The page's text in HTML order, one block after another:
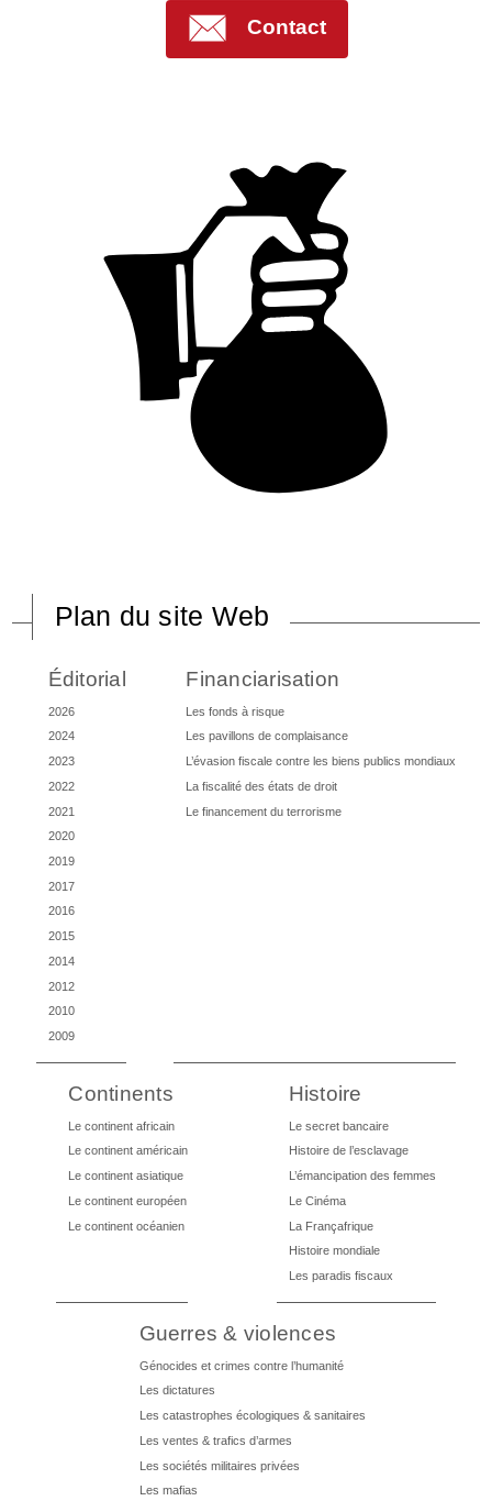
Contact
Plan du site Web
Éditorial
2026
2024
2023
2022
2021
2020
2019
2017
2016
2015
2014
2012
2010
2009
Financiarisation
Les fonds à risque
Les pavillons de complaisance
L’évasion fiscale contre les biens publics mondiaux
La fiscalité des états de droit
Le financement du terrorisme
Continents
Le continent africain
Le continent américain
Le continent asiatique
Le continent européen
Le continent océanien
Histoire
Le secret bancaire
Histoire de l’esclavage
L’émancipation des femmes
Le Cinéma
La Françafrique
Histoire mondiale
Les paradis fiscaux
Guerres & violences
Génocides et crimes contre l’humanité
Les dictatures
Les catastrophes écologiques & sanitaires
Les ventes & trafics d’armes
Les sociétés militaires privées
Les mafias